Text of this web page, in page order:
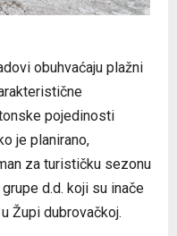
obuhvaćaju plažni
pojedinosti
je planirano,
za turističku sezonu
d.d. koji su inače
Župi dubrovačkoj.